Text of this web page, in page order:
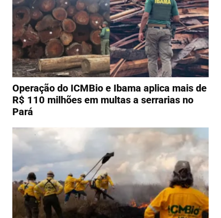
Operação do ICMBio e Ibama aplica mais de
R$ 110 milhões em multas a serrarias no
Pará